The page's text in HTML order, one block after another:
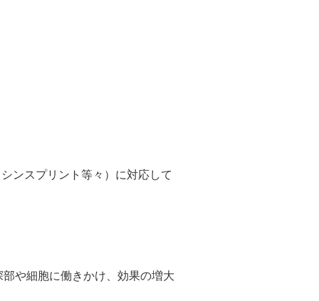
ンスプリント等々）に対応して
や細胞に働きかけ、効果の増大